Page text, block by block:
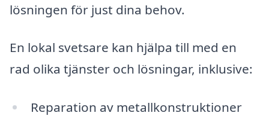
lösningen för just dina behov.
En lokal svetsare kan hjälpa till med en
rad olika tjänster och lösningar, inklusive:
Reparation av metallkonstruktioner